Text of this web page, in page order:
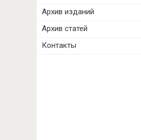
Архив изданий
Архив статей
Контакты